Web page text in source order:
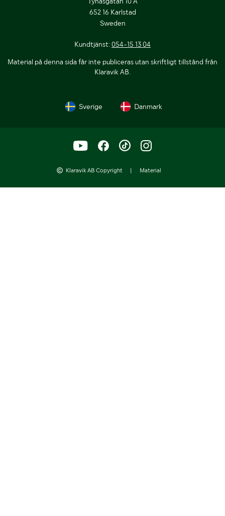
652 16 Karlstad
Sweden
Kundtjänst: 054-15 13 04
Material på denna sida får inte publiceras utan skriftligt tillstånd från
Klaravik AB.
Sverige Danmark
Klaravik AB Copyright | Material